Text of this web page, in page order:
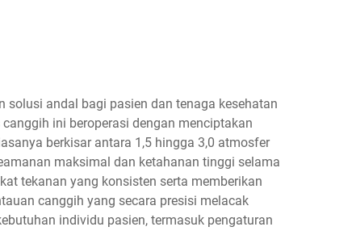
solusi andal bagi pasien dan tenaga kesehatan
ini beroperasi dengan menciptakan
berkisar antara 1,5 hingga 3,0 atmosfer
maksimal dan ketahanan tinggi selama
tekanan yang konsisten serta memberikan
canggih yang secara presisi melacak
individu pasien, termasuk pengaturan